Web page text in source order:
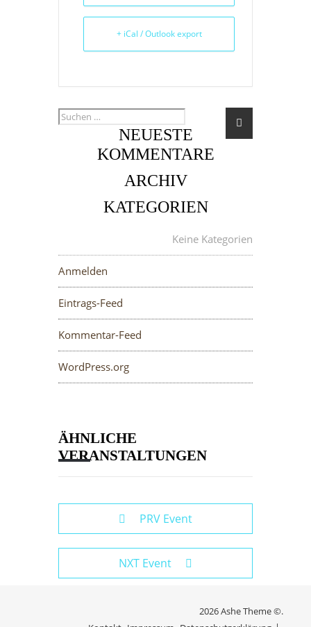
+ iCal / Outlook export
NEUESTE
KOMMENTARE
ARCHIV
KATEGORIEN
Keine Kategorien
Anmelden
Eintrags-Feed
Kommentar-Feed
WordPress.org
ÄHNLICHE
VERANSTALTUNGEN
PRV Event
NXT Event
2026 Ashe Theme ©.